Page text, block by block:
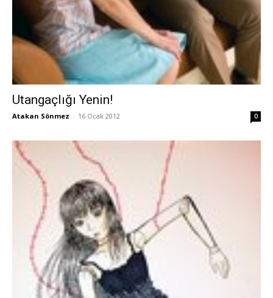
Utangaçlığı Yenin!
Atakan Sönmez - 16 Ocak 2012 0